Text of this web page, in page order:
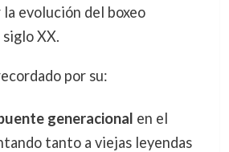
evolución del boxeo
XX.
por su:
generacional en el
tanto a viejas leyendas